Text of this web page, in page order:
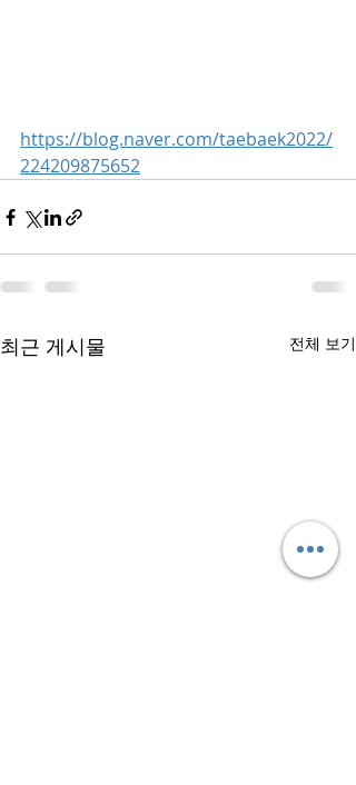
https://blog.naver.com/taebaek2022/
224209875652
최근 게시물 전체 보기